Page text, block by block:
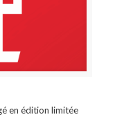
en édition limitée